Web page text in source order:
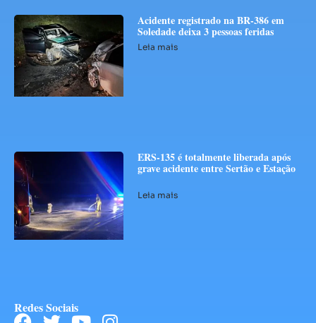
Acidente registrado na BR-386 em
Soledade deixa 3 pessoas feridas
Leia mais
ERS-135 é totalmente liberada após
grave acidente entre Sertão e Estação
Leia mais
Redes Sociais